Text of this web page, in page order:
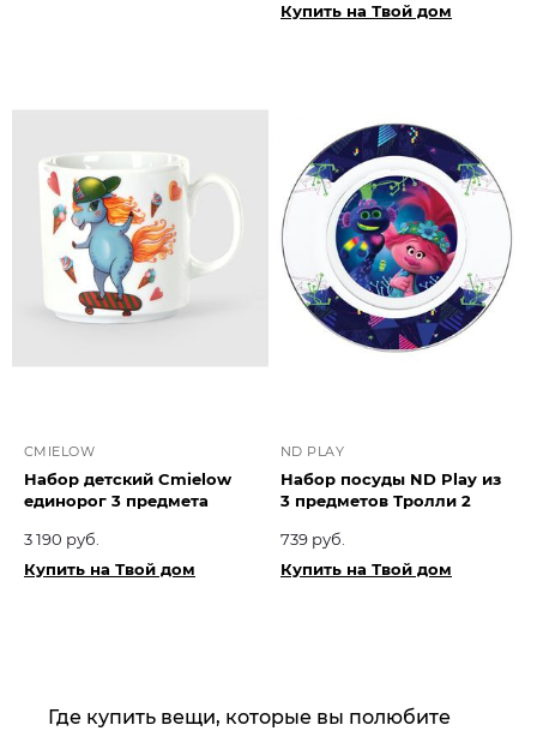
Купить на Твой дом
CMIELOW
Набор детский Cmielow
единорог 3 предмета
3 190 руб.
Купить на Твой дом
ND PLAY
Набор посуды ND Play из
3 предметов Тролли 2
739 руб.
Купить на Твой дом
Где купить вещи, которые вы полюбите